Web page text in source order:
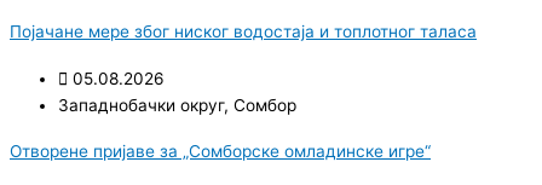
Појачане мере због ниског водостаја и топлотног таласа
05.08.2026
Западнобачки округ, Сомбор
Отворене пријаве за „Сомборске омладинске игре“